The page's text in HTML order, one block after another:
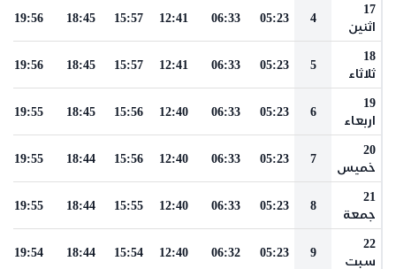
17
اثنين
4
05:23
06:33
12:41
15:57
18:45
19:56
18
ثلاثاء
5
05:23
06:33
12:41
15:57
18:45
19:56
19
اربعاء
6
05:23
06:33
12:40
15:56
18:45
19:55
20
خميس
7
05:23
06:33
12:40
15:56
18:44
19:55
21
جمعة
8
05:23
06:33
12:40
15:55
18:44
19:55
22
سبت
9
05:23
06:32
12:40
15:54
18:44
19:54